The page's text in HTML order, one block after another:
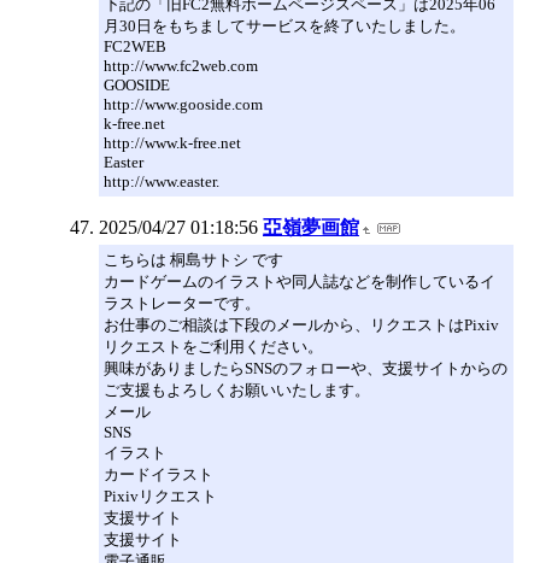
下記の「旧FC2無料ホームページスペース」は2025年06
月30日をもちましてサービスを終了いたしました。
FC2WEB
http://www.fc2web.com
GOOSIDE
http://www.gooside.com
k-free.net
http://www.k-free.net
Easter
http://www.easter.
2025/04/27 01:18:56 亞嶺夢画館
こちらは 桐島サトシ です
カードゲームのイラストや同人誌などを制作しているイ
ラストレーターです。
お仕事のご相談は下段のメールから、リクエストはPixiv
リクエストをご利用ください。
興味がありましたらSNSのフォローや、支援サイトからの
ご支援もよろしくお願いいたします。
メール
SNS
イラスト
カードイラスト
Pixivリクエスト
支援サイト
支援サイト